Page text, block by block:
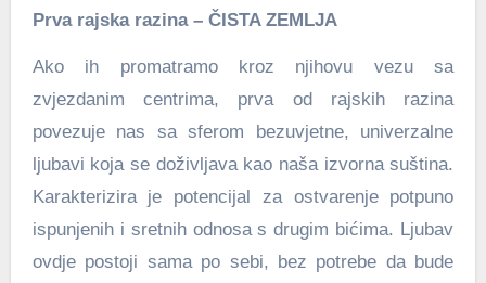
Prva rajska razina – ČISTA ZEMLJA
Ako ih promatramo kroz njihovu vezu sa
zvjezdanim centrima, prva od rajskih razina
povezuje nas sa sferom bezuvjetne, univerzalne
ljubavi koja se doživljava kao naša izvorna suština.
Karakterizira je potencijal za ostvarenje potpuno
ispunjenih i sretnih odnosa s drugim bićima. Ljubav
ovdje postoji sama po sebi, bez potrebe da bude